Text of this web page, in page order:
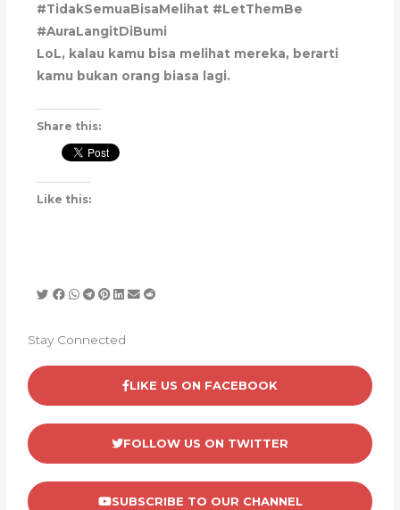
#TidakSemuaBisaMelihat #LetThemBe
#AuraLangitDiBumi
LoL, kalau kamu bisa melihat mereka, berarti
kamu bukan orang biasa lagi.
Share this:
Like this:
Stay Connected
LIKE US ON FACEBOOK
FOLLOW US ON TWITTER
SUBSCRIBE TO OUR CHANNEL